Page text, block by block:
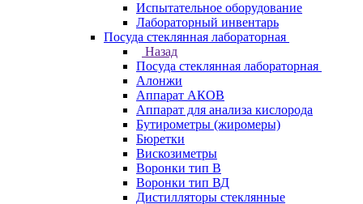
Испытательное оборудование
Лабораторный инвентарь
Посуда стеклянная лабораторная
Назад
Посуда стеклянная лабораторная
Алонжи
Аппарат АКОВ
Аппарат для анализа кислорода
Бутирометры (жиромеры)
Бюретки
Вискозиметры
Воронки тип В
Воронки тип ВД
Дистилляторы стеклянные